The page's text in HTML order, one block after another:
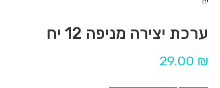
ערכת יצירה מניפה 12 יח
29.00 ₪